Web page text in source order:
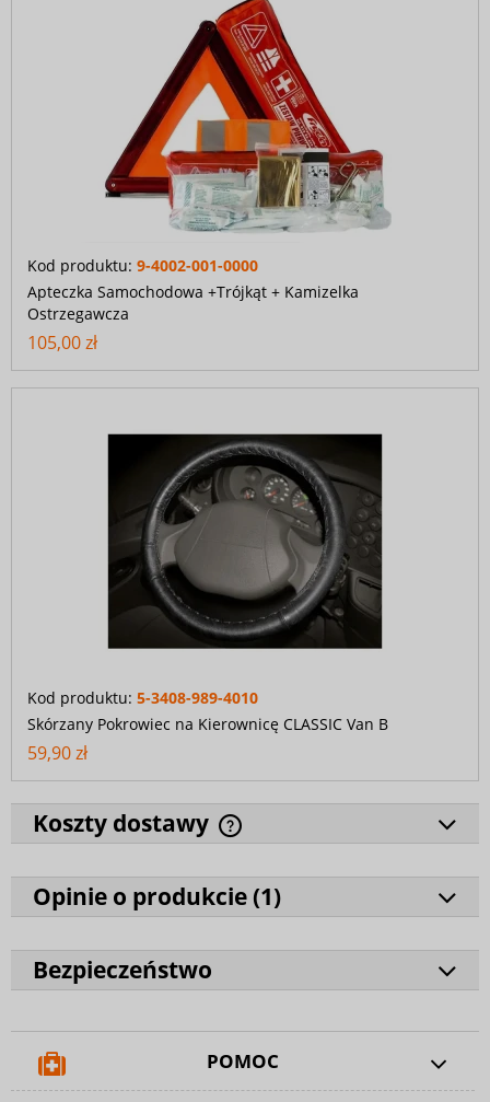
Kod produktu: 9-4002-001-0000
Apteczka Samochodowa +Trójkąt + Kamizelka
Ostrzegawcza
105,00 zł
Kod produktu: 5-3408-989-4010
Skórzany Pokrowiec na Kierownicę CLASSIC Van B
59,90 zł
Koszty dostawy
Opinie o produkcie (1)
Bezpieczeństwo
POMOC